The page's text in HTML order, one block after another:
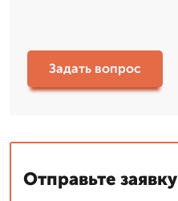
Задать вопрос
Отправьте заявку